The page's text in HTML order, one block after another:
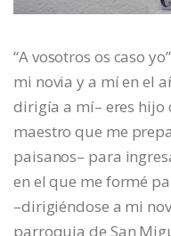
“A vosotros os caso
mi novia y a mí en el
dirigía a mí– eres hijo
maestro que me
paisanos– para
en el que me formé
–dirigiéndose a mi
parroquia de San